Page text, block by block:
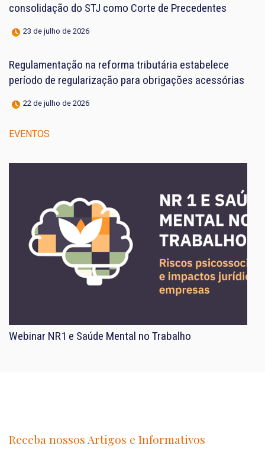
consolidação do STJ como Corte de Precedentes
23 de julho de 2026
Regulamentação na reforma tributária estabelece
período de regularização para obrigações acessórias
22 de julho de 2026
EVENTOS
Webinar NR1 e Saúde Mental no Trabalho
Receba nossos Artigos e Informativos